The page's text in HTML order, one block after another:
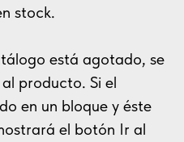
stock.
está agotado, se
producto. Si el
en un bloque y éste
el botón Ir al